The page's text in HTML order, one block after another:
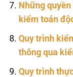
Những
kiểm toán
Quy trình
thông qua
Quy trình